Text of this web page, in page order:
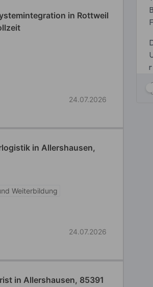
in Rottweil
24.07.2026
in Allershausen,
Weiterbildung
24.07.2026
in Allershausen, 85391